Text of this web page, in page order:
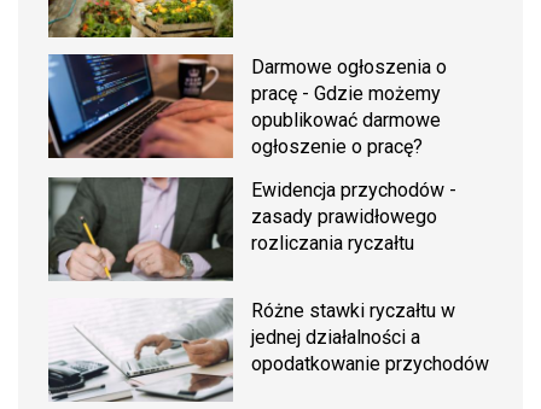
Darmowe ogłoszenia o
pracę - Gdzie możemy
opublikować darmowe
ogłoszenie o pracę?
Ewidencja przychodów -
zasady prawidłowego
rozliczania ryczałtu
Różne stawki ryczałtu w
jednej działalności a
opodatkowanie przychodów